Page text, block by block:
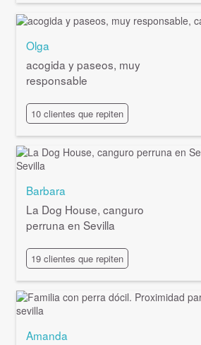
Olga
acogida y paseos, muy
responsable
10 clientes que repiten
Barbara
La Dog House, canguro
perruna en Sevilla
19 clientes que repiten
Amanda